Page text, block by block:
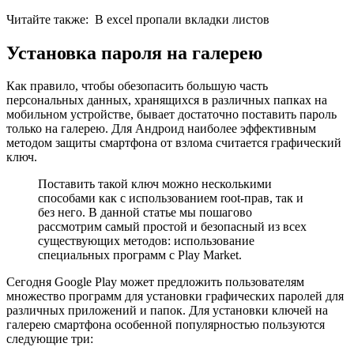
Читайте также: В excel пропали вкладки листов
Установка пароля на галерею
Как правило, чтобы обезопасить большую часть
персональных данных, хранящихся в различных папках на
мобильном устройстве, бывает достаточно поставить пароль
только на галерею. Для Андроид наиболее эффективным
методом защиты смартфона от взлома считается графический
ключ.
Поставить такой ключ можно несколькими
способами как с использованием root-прав, так и
без него. В данной статье мы пошагово
рассмотрим самый простой и безопасный из всех
существующих методов: использование
специальных программ с Play Market.
Сегодня Google Play может предложить пользователям
множество программ для установки графических паролей для
различных приложений и папок. Для установки ключей на
галерею смартфона особенной популярностью пользуются
следующие три: